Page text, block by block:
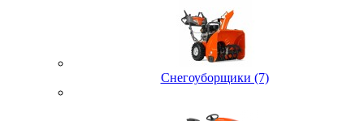
Снегоуборщики (7)